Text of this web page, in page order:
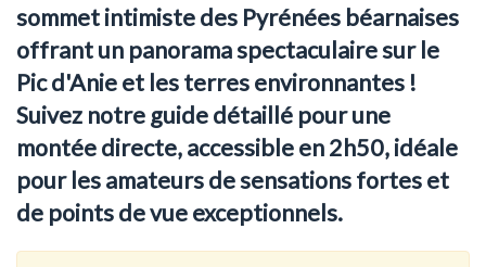
sommet intimiste des Pyrénées béarnaises
offrant un panorama spectaculaire sur le
Pic d'Anie et les terres environnantes !
Suivez notre guide détaillé pour une
montée directe, accessible en 2h50, idéale
pour les amateurs de sensations fortes et
de points de vue exceptionnels.